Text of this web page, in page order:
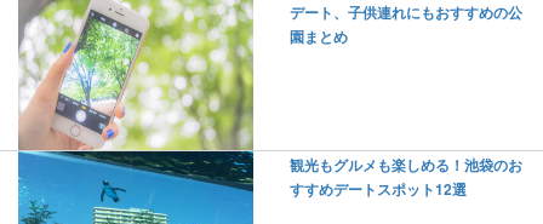
デート、子供連れにもおすすめの公
園まとめ
観光もグルメも楽しめる！池袋のお
すすめデートスポット12選